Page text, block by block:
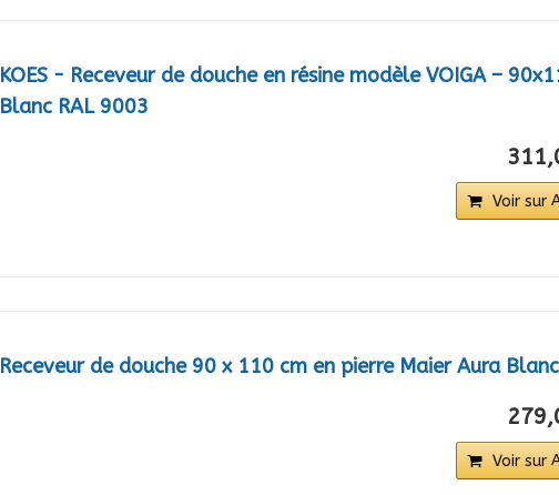
KOES - Receveur de douche en résine modèle VOIGA –
Blanc RAL 9003
Voir sur
Receveur de douche 90 x 110 cm en pierre Maier Aura Blanc
Voir sur